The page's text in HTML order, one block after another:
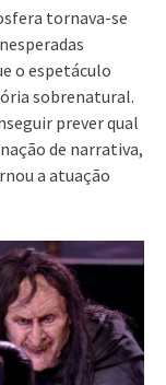
tornava-se
o espetáculo
sobrenatural.
prever qual
de narrativa,
a atuação